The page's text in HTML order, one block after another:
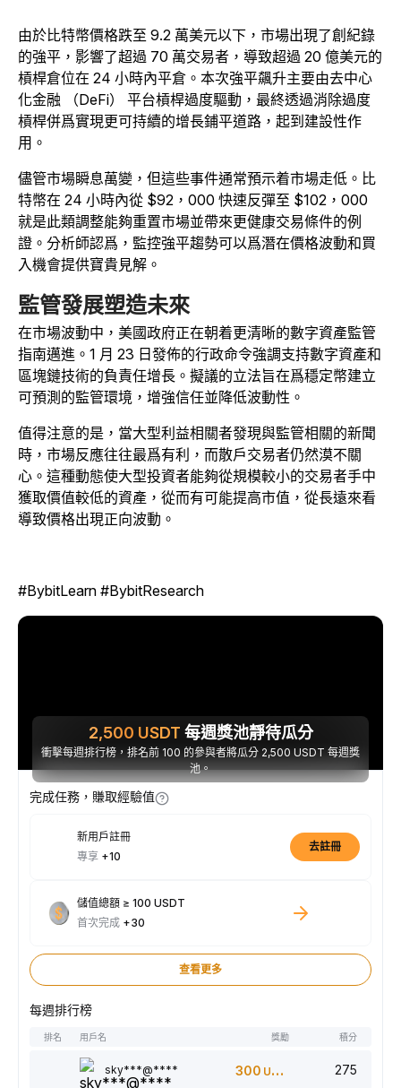
由於比特幣價格跌至 9.2 萬美元以下，市場出現了創紀錄
的強平，影響了超過 70 萬交易者，導致超過 20 億美元的
槓桿倉位在 24 小時內平倉。本次強平飆升主要由去中心
化金融 （DeFi） 平台槓桿過度驅動，最終透過消除過度
槓桿併爲實現更可持續的增長鋪平道路，起到建設性作
用。
儘管市場瞬息萬變，但這些事件通常預示着市場走低。比
特幣在 24 小時內從 $92，000 快速反彈至 $102，000
就是此類調整能夠重置市場並帶來更健康交易條件的例
證。分析師認爲，監控強平趨勢可以爲潛在價格波動和買
入機會提供寶貴見解。
監管發展塑造未來
在市場波動中，美國政府正在朝着更清晰的數字資產監管
指南邁進。1 月 23 日發佈的行政命令強調支持數字資產和
區塊鏈技術的負責任增長。擬議的立法旨在爲穩定幣建立
可預測的監管環境，增強信任並降低波動性。
值得注意的是，當大型利益相關者發現與監管相關的新聞
時，市場反應往往最爲有利，而散戶交易者仍然漠不關
心。這種動態使大型投資者能夠從規模較小的交易者手中
獲取價值較低的資產，從而有可能提高市值，從長遠來看
導致價格出現正向波動。
#BybitLearn #BybitResearch
2,500 USDT 每週獎池靜待瓜分
衝擊每週排行榜，排名前 100 的參與者將瓜分 2,500 USDT 每週獎
池。
完成任務，賺取經驗值
新用戶註冊
專享 +10
去註冊
儲值總額 ≥ 100 USDT
首次完成 +30
查看更多
每週排行榜
排名 用戶名 獎勵 積分
sky***@**** 300 USDT 275